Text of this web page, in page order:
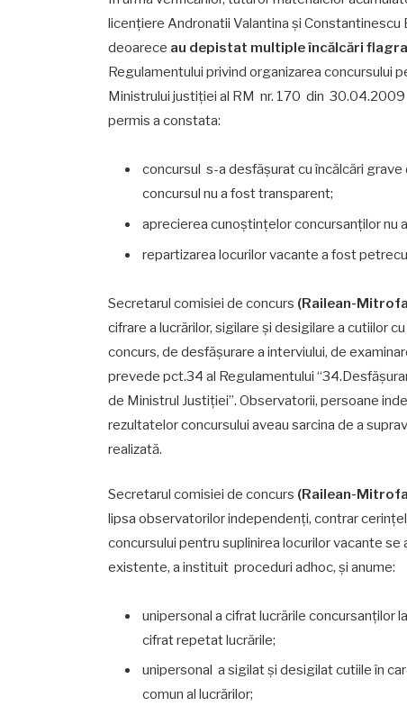
licențiere Andronatii Valantina și
deoarece au depistat multiple încălcări
Regulamentului privind organizarea concursului
Ministrului justiţiei al RM nr. 170 din
permis a constata:
concursul s-a desfășurat cu încălcări grave
concursul nu a fost transparent;
aprecierea cunoștințelor concursanților nu
repartizarea locurilor vacante a fost
Secretarul comisiei de concurs (Railean-
cifrare a lucrărilor, sigilare şi desigilare a cutiilor
concurs, de desfășurare a interviului, de
prevede pct.34 al Regulamentului
de Ministrul Justiţiei”. Observatorii, persoane
rezultatelor concursului aveau sarcina de a
realizată.
Secretarul comisiei de concurs (Railean-
lipsa observatorilor independenți, contrar
concursului pentru suplinirea locurilor vacante
existente, a instituit proceduri adhoc, și anume:
unipersonal a cifrat lucrările concursanților
cifrat repetat lucrările;
unipersonal a sigilat și desigilat cutiile în
comun al lucrărilor;